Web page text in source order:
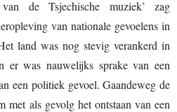
de Tsjechische muziek’ zag
van nationale gevoelens in
land was nog stevig verankerd in
er was nauwelijks sprake van een
een politiek gevoel. Gaandeweg de
met als gevolg het ontstaan van een